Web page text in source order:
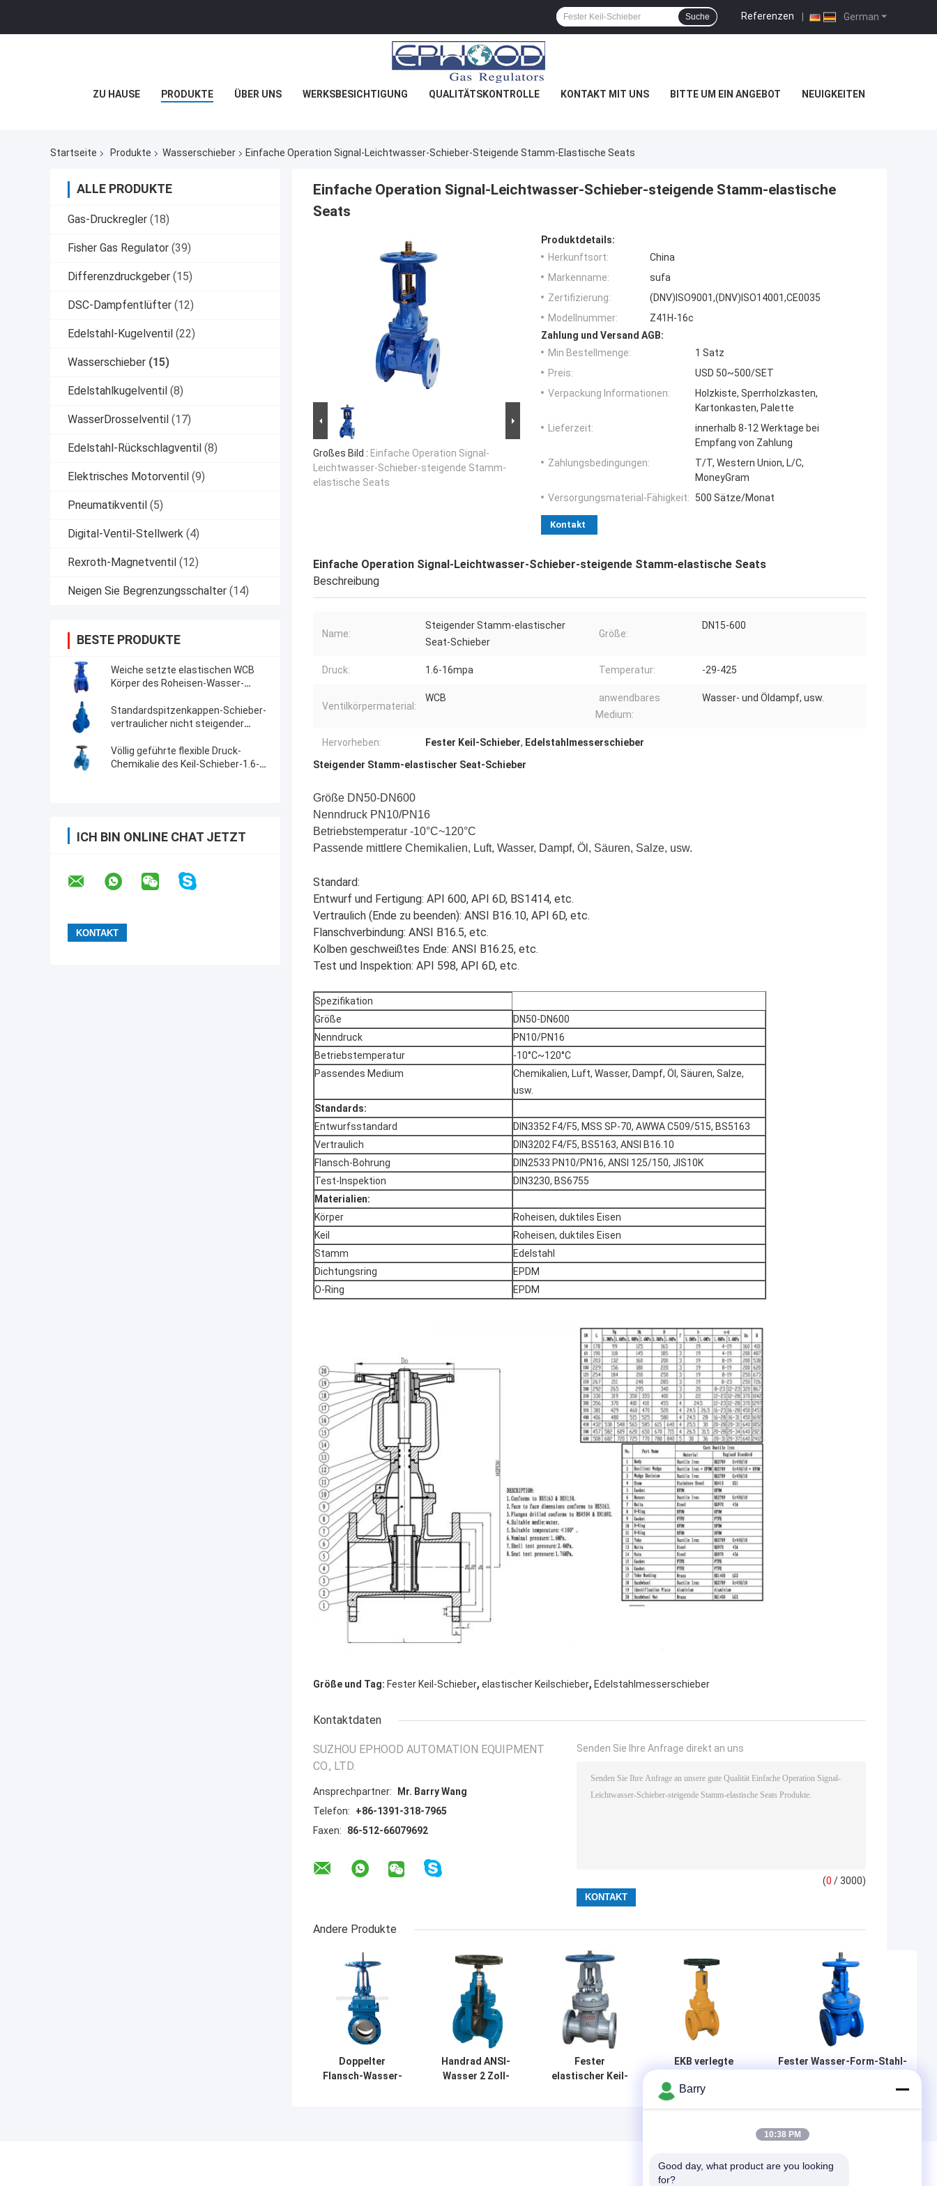
German
Referenzen |
Suche
ZU HAUSE PRODUKTE ÜBER UNS WERKSBESICHTIGUNG QUALITÄTSKONTROLLE KONTAKT MIT UNS BITTE UM EIN ANGEBOT NEUIGKEITEN
Startseite Produkte Wasserschieber Einfache Operation Signal-Leichtwasser-Schieber-Steigende Stamm-Elastische Seats
ALLE PRODUKTE
Gas-Druckregler (18)
Fisher Gas Regulator (39)
Differenzdruckgeber (15)
DSC-Dampfentlüfter (12)
Edelstahl-Kugelventil (22)
Wasserschieber (15)
Edelstahlkugelventil (8)
WasserDrosselventil (17)
Edelstahl-Rückschlagventil (8)
Elektrisches Motorventil (9)
Pneumatikventil (5)
Digital-Ventil-Stellwerk (4)
Rexroth-Magnetventil (12)
Neigen Sie Begrenzungsschalter (14)
BESTE PRODUKTE
Weiche setzte elastischen WCB
Körper des Roheisen-Wasser-
Stamm-
Standardspitzenkappen-Schieber-
vertraulicher nicht steigender
Völlig geführte flexible Druck-
Chemikalie des Keil-Schieber-1.6-
ICH BIN ONLINE CHAT JETZT
Einfache Operation Signal-Leichtwasser-Schieber-steigende Stamm-elastische
Seats
Großes Bild : Einfache Operation Signal-
Leichtwasser-Schieber-steigende Stamm-
elastische Seats
Produktdetails:
Herkunftsort:
China
Markenname:
sufa
Zertifizierung:
(DNV)ISO9001,(DNV)ISO14001,CE0035
Modellnummer:
Z41H-16c
Zahlung und Versand AGB:
Min Bestellmenge:
1 Satz
Preis:
USD 50~500/SET
Verpackung Informationen:
Holzkiste, Sperrholzkasten,
Kartonkasten, Palette
Lieferzeit:
innerhalb 8-12 Werktage bei
Empfang von Zahlung
Zahlungsbedingungen:
T/T, Western Union, L/C,
MoneyGram
Versorgungsmaterial-Fähigkeit:
500 Sätze/Monat
Kontakt
Einfache Operation Signal-Leichtwasser-Schieber-steigende Stamm-elastische Seats
Beschreibung
Name:
Steigender Stamm-elastischer
Seat-Schieber
Größe:
DN15-600
Druck: 1.6-16mpa Temperatur: -29-425
Ventilkörpermaterial:
WCB
anwendbares
Medium:
Wasser- und Öldampf, usw.
Hervorheben: Fester Keil-Schieber, Edelstahlmesserschieber
Steigender Stamm-elastischer Seat-Schieber
Größe DN50-DN600
Nenndruck PN10/PN16
Betriebstemperatur -10°C~120°C
Passende mittlere Chemikalien, Luft, Wasser, Dampf, Öl, Säuren, Salze, usw.
Standard:
Entwurf und Fertigung: API 600, API 6D, BS1414, etc.
Vertraulich (Ende zu beenden): ANSI B16.10, API 6D, etc.
Flanschverbindung: ANSI B16.5, etc.
Kolben geschweißtes Ende: ANSI B16.25, etc.
Test und Inspektion: API 598, API 6D, etc.
Spezifikation
Größe
DN50-DN600
Nenndruck
PN10/PN16
Betriebstemperatur
-10°C~120°C
Passendes Medium
Chemikalien, Luft, Wasser, Dampf, Öl, Säuren, Salze,
usw.
Standards:
Entwurfsstandard
DIN3352 F4/F5, MSS SP-70, AWWA C509/515, BS5163
Vertraulich
DIN3202 F4/F5, BS5163, ANSI B16.10
Flansch-Bohrung
DIN2533 PN10/PN16, ANSI 125/150, JIS10K
Test-Inspektion
DIN3230, BS6755
Materialien:
Körper
Roheisen, duktiles Eisen
Keil
Roheisen, duktiles Eisen
Stamm
Edelstahl
Dichtungsring
EPDM
O-Ring
EPDM
Größe und Tag: Fester Keil-Schieber, elastischer Keilschieber, Edelstahlmesserschieber
Kontaktdaten
SUZHOU EPHOOD AUTOMATION EQUIPMENT
CO., LTD.
Ansprechpartner:
Mr. Barry Wang
Telefon:
+86-1391-318-7965
Faxen:
86-512-66079692
Senden Sie Ihre Anfrage direkt an uns
(0 / 3000)
Andere Produkte
Doppelter
Flansch-Wasser-
Handrad ANSI-
Wasser 2 Zoll-
Fester
elastischer Keil-
EKB verlegte
Schieber-Gas-
Fester Wasser-Form-Stahl-
Handelsflanschverbindungs-
Barry
10:38 PM
Good day, what product are you looking
for?